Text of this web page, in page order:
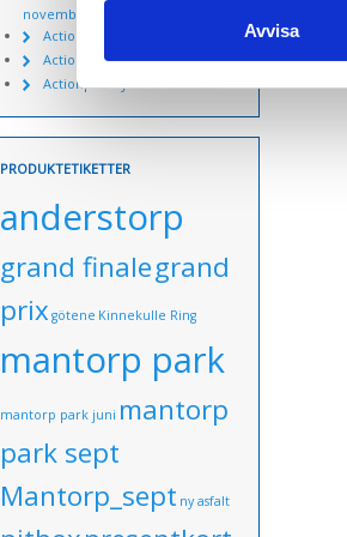
Avvisa
november
Actionpics nyheter 15 aug
Actionpics nyheter 3 nov
Actionpics nyheter 20 mars
PRODUKTETIKETTER
anderstorp
grand finalegrand
prix götene Kinnekulle Ring
mantorp park
mantorp park juni mantorp
park sept
Mantorp_sept ny asfalt